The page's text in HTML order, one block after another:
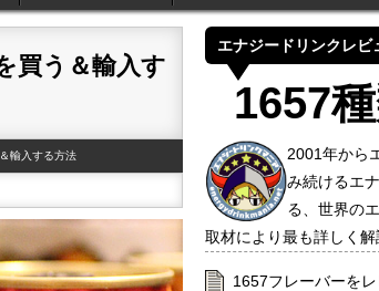
買う＆輸入す
輸入する方法
エナジードリンクレビ
1657
2001年から
み続けるエ
る、世界の
取材により最も詳しく解
1657フレーバーをレ